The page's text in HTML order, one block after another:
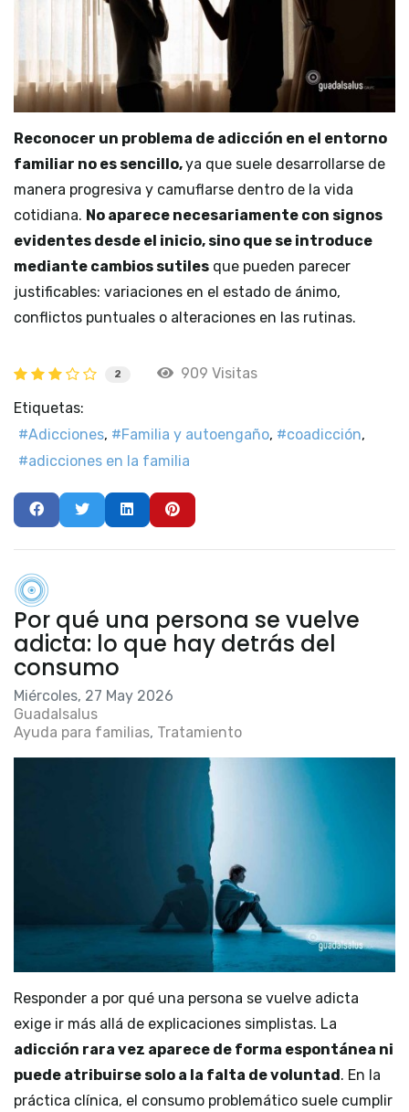
Reconocer un problema de adicción en el entorno
familiar no es sencillo,ya que suele desarrollarse de
manera progresiva y camuflarse dentro de la vida
cotidiana. No aparece necesariamente con signos
evidentes desde el inicio, sino que se introduce
mediante cambios sutiles que pueden parecer
justificables: variaciones en el estado de ánimo,
conflictos puntuales o alteraciones en las rutinas.
2 909 Visitas
Etiquetas:
Adicciones
Familia y autoengaño
coadicción
adicciones en la familia
Por qué una persona se vuelve
adicta: lo que hay detrás del
consumo
Miércoles, 27 May 2026
Guadalsalus
Ayuda para familias Tratamiento
Responder a por qué una persona se vuelve adicta
exige ir más allá de explicaciones simplistas. La
adicción rara vez aparece de forma espontánea ni
puede atribuirse solo a la falta de voluntad. En la
práctica clínica, el consumo problemático suele cumplir